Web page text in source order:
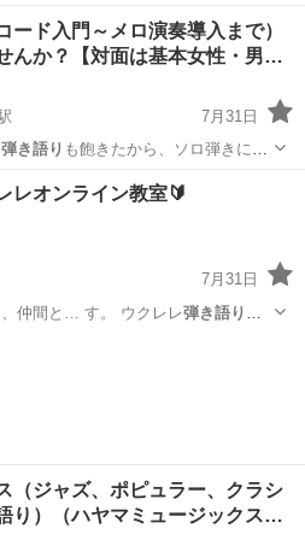
弾き語り
ード入門～メロ演奏導入まで）
んか？【対面は基本女性・男…
7月31日
弾き語り も飽きたから、ソロ弾きに挑
レオンライン教室🔰
7月31日
をしたり、仲間と… す。 ウクレレ弾き語り
（ジャズ、ポピュラー、クラシ
り）（ハヤマミュージックス…